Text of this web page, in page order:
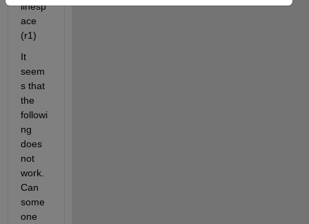
linesp
ace
(r1)
It
seem
s that
the
followi
ng
does
not
work.
Can
some
one